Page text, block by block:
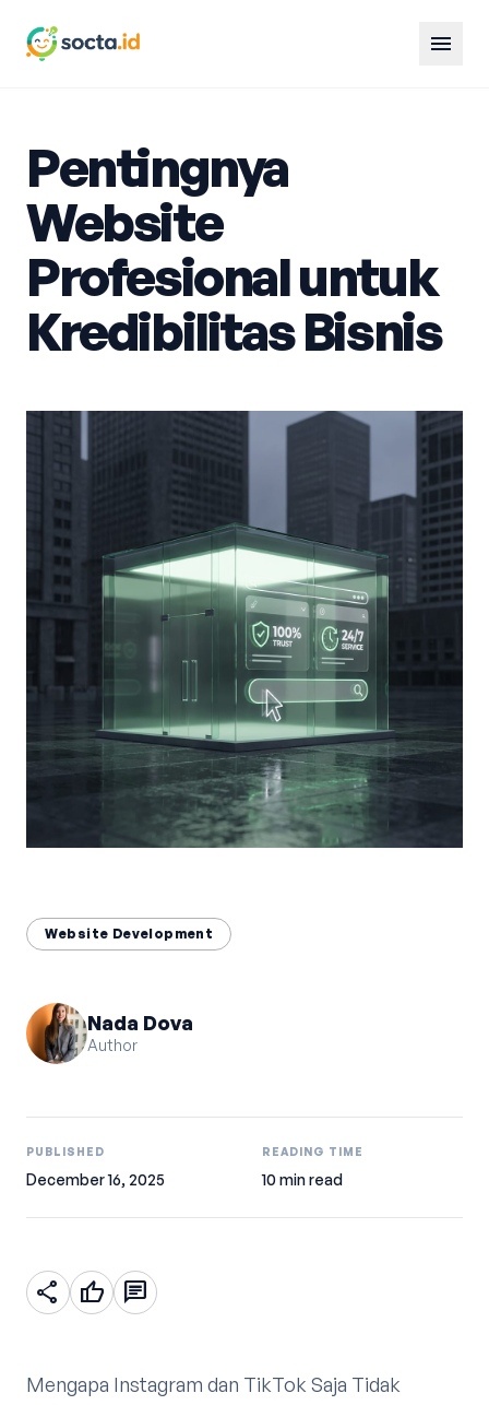
menu
Bahasa Indonesia
Pentingnya
Website
Profesional untuk
Kredibilitas Bisnis
Website Development
Nada Dova
Author
PUBLISHED
December 16, 2025
READING TIME
10 min read
share thumb_up chat
Mengapa Instagram dan TikTok Saja Tidak